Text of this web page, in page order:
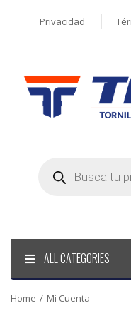
Privacidad
search
ALL CATEGORIES
Home / Mi Cuenta